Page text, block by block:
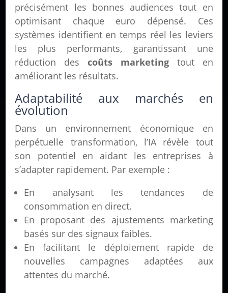
précisément les bonnes audiences tout en
optimisant chaque euro dépensé. Ces
systèmes identifient en temps réel les leviers
les plus performants, garantissant une
réduction descoûts marketingtout en
améliorant les résultats.
Adaptabilité aux marchés en
évolution
Dans un environnement économique en
perpétuelle transformation, l’IA révèle tout
son potentiel en aidant les entreprises à
s’adapter rapidement. Par exemple :
En analysant les tendances de
consommation en direct.
En proposant des ajustements marketing
basés sur des signaux faibles.
En facilitant le déploiement rapide de
nouvelles campagnes adaptées aux
attentes du marché.